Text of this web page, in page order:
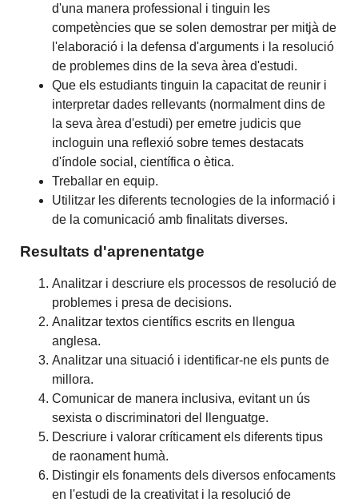
d'una manera professional i tinguin les
competències que se solen demostrar per mitjà de
l'elaboració i la defensa d'arguments i la resolució
de problemes dins de la seva àrea d'estudi.
Que els estudiants tinguin la capacitat de reunir i
interpretar dades rellevants (normalment dins de
la seva àrea d'estudi) per emetre judicis que
incloguin una reflexió sobre temes destacats
d'índole social, científica o ètica.
Treballar en equip.
Utilitzar les diferents tecnologies de la informació i
de la comunicació amb finalitats diverses.
Resultats d'aprenentatge
Analitzar i descriure els processos de resolució de
problemes i presa de decisions.
Analitzar textos científics escrits en llengua
anglesa.
Analitzar una situació i identificar-ne els punts de
millora.
Comunicar de manera inclusiva, evitant un ús
sexista o discriminatori del llenguatge.
Descriure i valorar críticament els diferents tipus
de raonament humà.
Distingir els fonaments dels diversos enfocaments
en l'estudi de la creativitat i la resolució de